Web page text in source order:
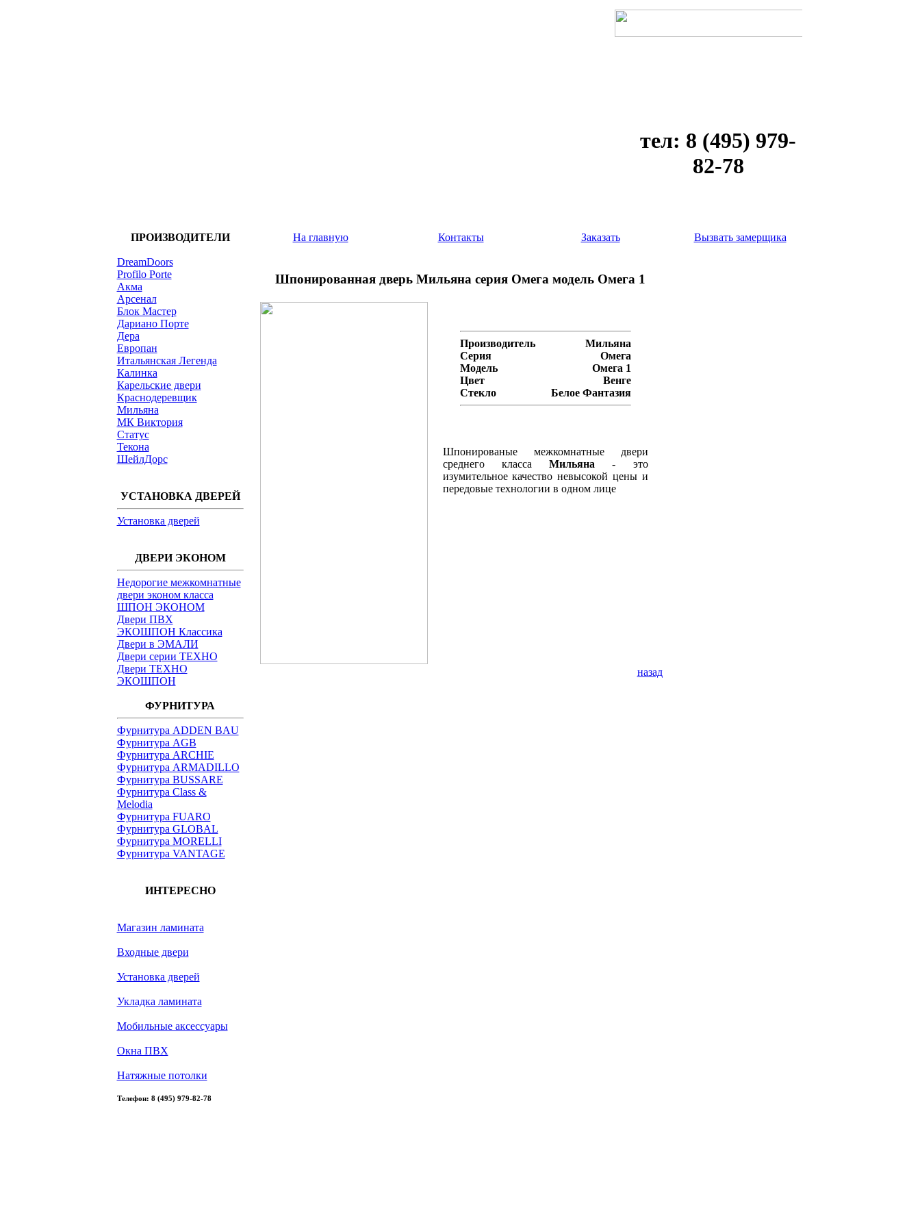
тел: 8 (495) 979-
82-78
ПРОИЗВОДИТЕЛИ
DreamDoors
Profilo Porte
Акма
Арсенал
Блок Мастер
Дариано Порте
Дера
Европан
Итальянская Легенда
Калинка
Карельские двери
Краснодеревщик
Мильяна
МК Виктория
Статус
Текона
ШейлДорс
УСТАНОВКА ДВЕРЕЙ
Установка дверей
ДВЕРИ ЭКОНОМ
Недорогие межкомнатные
двери эконом класса
ШПОН ЭКОНОМ
Двери ПВХ
ЭКОШПОН Классика
Двери в ЭМАЛИ
Двери серии ТЕХНО
Двери ТЕХНО
ЭКОШПОН
ФУРНИТУРА
Фурнитура ADDEN BAU
Фурнитура AGB
Фурнитура ARCHIE
Фурнитура ARMADILLO
Фурнитура BUSSARE
Фурнитура Class &
Melodia
Фурнитура FUARO
Фурнитура GLOBAL
Фурнитура MORELLI
Фурнитура VANTAGE
ИНТЕРЕСНО
Магазин ламината
Входные двери
Установка дверей
Укладка ламината
Мобильные аксессуары
Окна ПВХ
Натяжные потолки
Телефон: 8 (495) 979-82-78
На главную Контакты Заказать Вызвать замерщика
Шпонированная дверь Мильяна серия Омега модель Омега 1
Производитель
Мильяна
Серия
Омега
Модель
Омега 1
Цвет
Венге
Стекло
Белое Фантазия
Шпонированые межкомнатные двери
среднего класса Мильяна - это
изумительное качество невысокой цены и
передовые технологии в одном лице
назад